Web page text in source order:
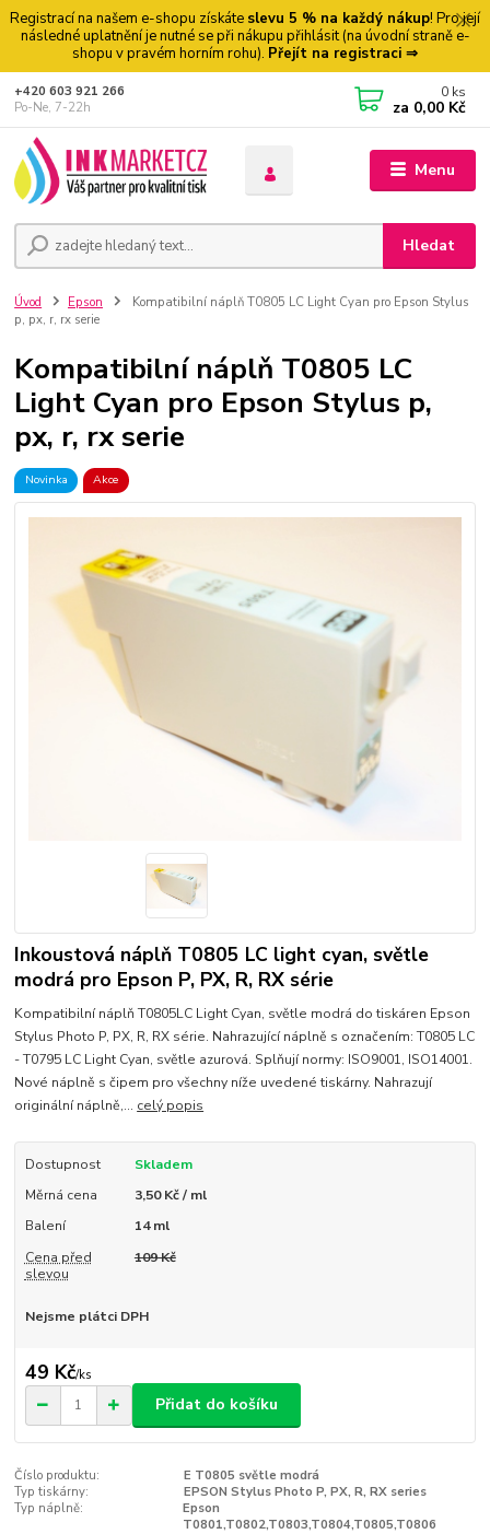
Registrací na našem e-shopu získáte slevu 5 % na každý nákup! Pro její
následné uplatnění je nutné se při nákupu přihlásit (na úvodní straně e-
shopu v pravém horním rohu). Přejít na registraci ⇒
Menu
Hledat
+420 603 921 266
Po-Ne, 7-22h
0 ks
za 0,00 Kč
Úvod Epson
Kompatibilní náplň T0805 LC Light Cyan pro Epson Stylus
p, px, r, rx serie
Kompatibilní náplň T0805 LC
Light Cyan pro Epson Stylus p,
px, r, rx serie
Novinka Akce
Inkoustová náplň T0805 LC light cyan, světle
modrá pro Epson P, PX, R, RX série
Kompatibilní náplň T0805LC Light Cyan, světle modrá do tiskáren Epson
Stylus Photo P, PX, R, RX série. Nahrazující náplně s označením: T0805 LC
- T0795 LC Light Cyan, světle azurová. Splňují normy: ISO9001, ISO14001.
Nové náplně s čipem pro všechny níže uvedené tiskárny. Nahrazují
originální náplně,... celý popis
Dostupnost
Skladem
Měrná cena
3,50 Kč / ml
Balení
14 ml
Cena před
slevou
109 Kč
Nejsme plátci DPH
49 Kč/ks
Přidat do košíku
Číslo produktu:
E T0805 světle modrá
Typ tiskárny:
EPSON Stylus Photo P, PX, R, RX series
Typ náplně:
Epson
T0801,T0802,T0803,T0804,T0805,T0806